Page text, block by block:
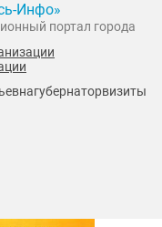
Инфо»
портал города
губернаторвизиты